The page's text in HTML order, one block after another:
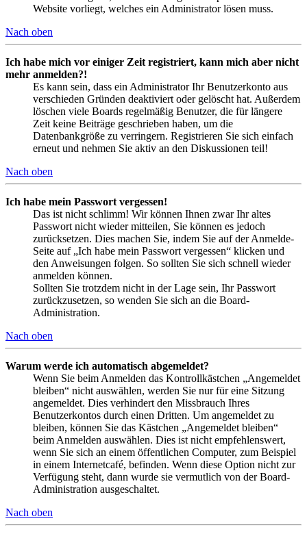
Website vorliegt, welches ein Administrator lösen muss.
Nach oben
Ich habe mich vor einiger Zeit registriert, kann mich aber nicht
mehr anmelden?!
Es kann sein, dass ein Administrator Ihr Benutzerkonto aus
verschieden Gründen deaktiviert oder gelöscht hat. Außerdem
löschen viele Boards regelmäßig Benutzer, die für längere
Zeit keine Beiträge geschrieben haben, um die
Datenbankgröße zu verringern. Registrieren Sie sich einfach
erneut und nehmen Sie aktiv an den Diskussionen teil!
Nach oben
Ich habe mein Passwort vergessen!
Das ist nicht schlimm! Wir können Ihnen zwar Ihr altes
Passwort nicht wieder mitteilen, Sie können es jedoch
zurücksetzen. Dies machen Sie, indem Sie auf der Anmelde-
Seite auf „Ich habe mein Passwort vergessen“ klicken und
den Anweisungen folgen. So sollten Sie sich schnell wieder
anmelden können.
Sollten Sie trotzdem nicht in der Lage sein, Ihr Passwort
zurückzusetzen, so wenden Sie sich an die Board-
Administration.
Nach oben
Warum werde ich automatisch abgemeldet?
Wenn Sie beim Anmelden das Kontrollkästchen „Angemeldet
bleiben“ nicht auswählen, werden Sie nur für eine Sitzung
angemeldet. Dies verhindert den Missbrauch Ihres
Benutzerkontos durch einen Dritten. Um angemeldet zu
bleiben, können Sie das Kästchen „Angemeldet bleiben“
beim Anmelden auswählen. Dies ist nicht empfehlenswert,
wenn Sie sich an einem öffentlichen Computer, zum Beispiel
in einem Internetcafé, befinden. Wenn diese Option nicht zur
Verfügung steht, dann wurde sie vermutlich von der Board-
Administration ausgeschaltet.
Nach oben